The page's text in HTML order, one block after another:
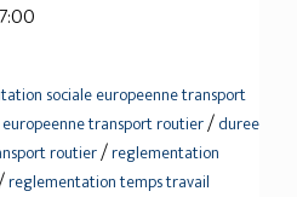
sociale europeenne transport
transport routier/duree
routier/reglementation
reglementation temps travail